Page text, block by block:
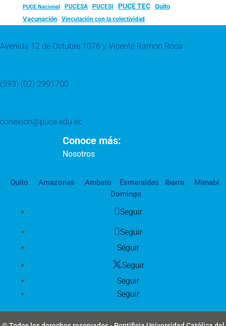
PUCE Nacional PUCESA PUCESI PUCE TEC
Quito
Vacunación
Vinculación con la colectividad
Avenida 12 de Octubre 1076 y Vicente Ramón Roca
(593) (02) 2991700
conexion@puce.edu.ec
Conoce más:
Nosotros
Quito Amazonas Ambato Esmeraldas Ibarra
Manabí
Domingo
Seguir
Seguir
Seguir
Seguir
Seguir
Seguir